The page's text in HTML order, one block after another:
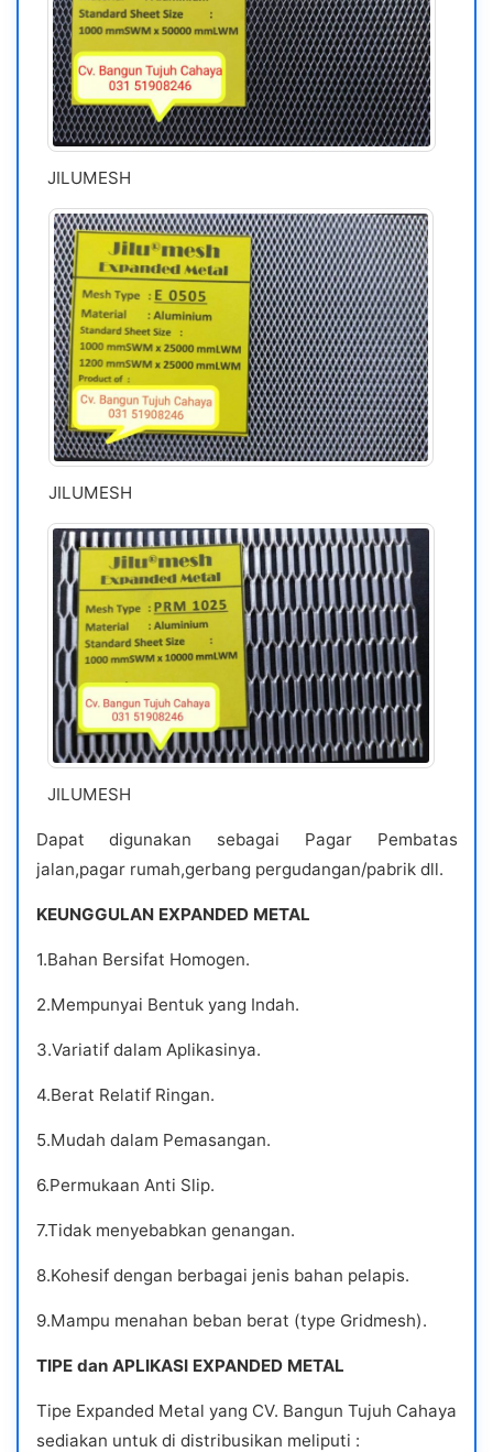
JILUMESH
JILUMESH
JILUMESH
Dapat digunakan sebagai Pagar Pembatas
jalan,pagar rumah,gerbang pergudangan/pabrik dll.
KEUNGGULAN EXPANDED METAL
1.Bahan Bersifat Homogen.
2.Mempunyai Bentuk yang Indah.
3.Variatif dalam Aplikasinya.
4.Berat Relatif Ringan.
5.Mudah dalam Pemasangan.
6.Permukaan Anti Slip.
7.Tidak menyebabkan genangan.
8.Kohesif dengan berbagai jenis bahan pelapis.
9.Mampu menahan beban berat (type Gridmesh).
TIPE dan APLIKASI EXPANDED METAL
Tipe Expanded Metal yang CV. Bangun Tujuh Cahaya
sediakan untuk di distribusikan meliputi :